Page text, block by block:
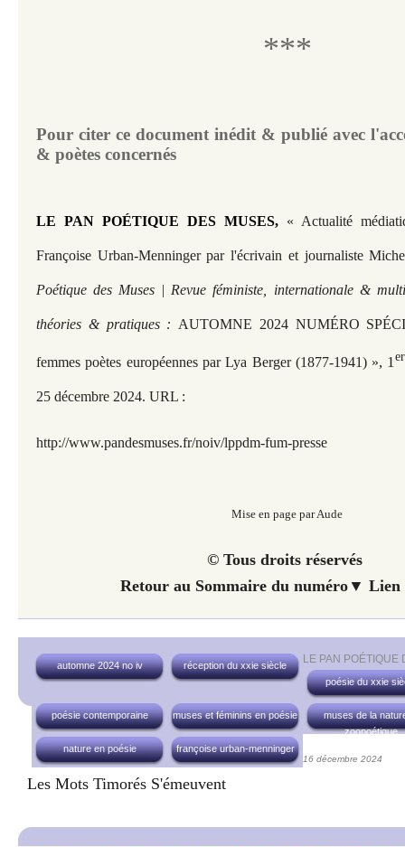
***
Pour citer ce document inédit & publié avec
& poètes concernés
LE PAN POÉTIQUE DES MUSES, « Actualité
Françoise Urban-Menninger par l'écrivain et journaliste
Poétique des Muses | Revue féministe, internationale &
théories & pratiques : AUTOMNE 2024 NUMÉRO
femmes poètes européennes par Lya Berger (1877-1941) », 1
25 décembre 2024. URL :
http://www.pandesmuses.fr/noiv/lppdm-fum-presse
Mise en page par Aude
© Tous droits réservés
Retour au Sommaire du numéro▼ Lien
LE PAN POÉTIQUE
automne 2024 no iv
réception du xxie siècle
poésie du xxie
poésie contemporaine muses et féminins en poésie
muses de la
zoopoétique
nature en poésie
françoise urban-menninger
16 décembre 2024
Les Mots Timorés S'émeuvent